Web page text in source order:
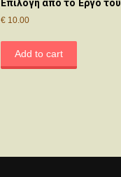
Επιλογή από το Έργο του
€ 10.00
Add to cart